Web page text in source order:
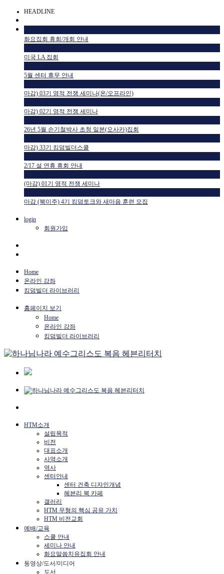
HEADLINE
화요집회 휴회/개회 안내
미국 LA 집회
5월 센터 휴무 안내
마감) 03기 영적 전쟁 세미나(온/오프라인)
마감) 02기 영적 전쟁 세미나
26년 5월 손기철박사 초청 일본(오사카)집회
마감) 33기 킹덤빌더스쿨
2/17 설 연휴 휴회 안내
(마감) 01기 영적 전쟁 세미나
마감 (북미주) 4기 킹덤토크와 새마음 훈련 모집
login
회원가입
Home
온라인 강좌
킹덤빌더 라이브러리
홈페이지 보기
Home
온라인 강좌
킹덤빌더 라이브러리
HTM소개
설립목적
비전
대표소개
사역소개
역사
센터안내
센터 건축 디자인개념
헤븐리 북 카페
갤러리
HTM 무형의 핵심 공유 가치
HTM 비전교회
예배/교육
스쿨 안내
세미나 안내
화요말씀치유집회 안내
동영상/도서/미디어
도서